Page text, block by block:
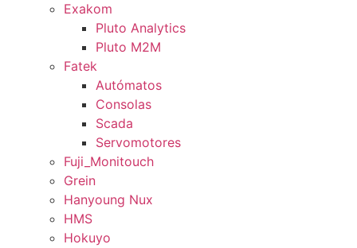
Exakom
Pluto Analytics
Pluto M2M
Fatek
Autómatos
Consolas
Scada
Servomotores
Fuji_Monitouch
Grein
Hanyoung Nux
HMS
Hokuyo